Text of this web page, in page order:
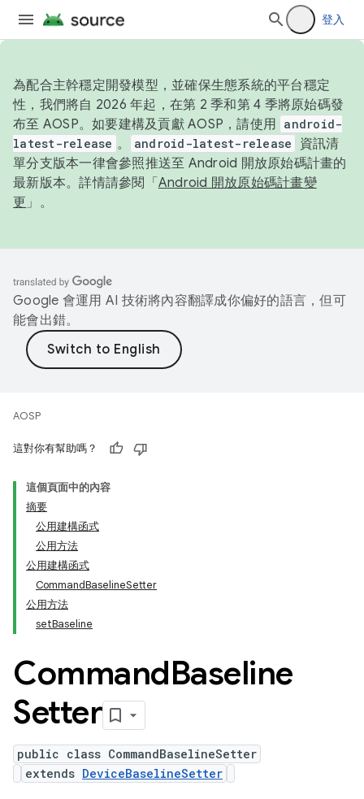
登入
為配合主幹穩定開發模型，並確保生態系統的平台穩定
性，我們將自 2026 年起，在第 2 季和第 4 季將原始碼發
布至 AOSP。如要建構及貢獻 AOSP，請使用 android-
latest-release 。 android-latest-release
資訊清
單分支版本一律會參照推送至 Android 開放原始碼計畫的
最新版本。詳情請參閱「 Android 開放原始碼計畫變
更 」。
Google 會運用 AI 技術將內容翻譯成你偏好的語言，但可
能會出錯。
AOSP
這對你有幫助嗎？
這個頁面中的內容
摘要
公用建構函式
公用方法
公用建構函式
CommandBaselineSetter
公用方法
setBaseline
CommandBaseline
Setter
public class CommandBaselineSetter
extends DeviceBaselineSetter